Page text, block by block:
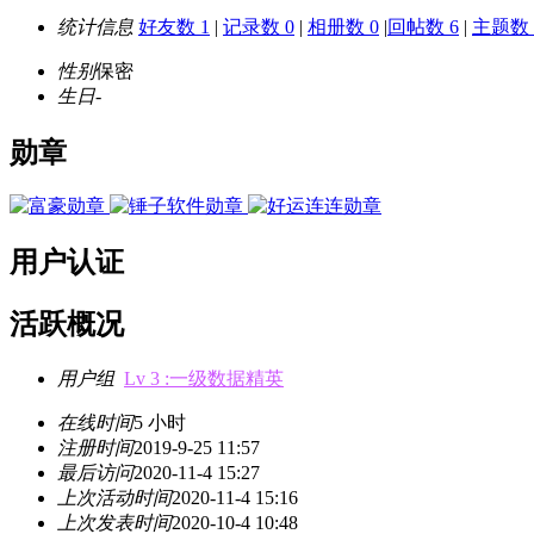
统计信息 好友数 1 | 记录数 0 | 相册数 0 |回帖数 6 | 主题数
性别保密
生日-
勋章
用户认证
活跃概况
用户组 Lv 3 :一级数据精英
在线时间5 小时
注册时间2019-9-25 11:57
最后访问2020-11-4 15:27
上次活动时间2020-11-4 15:16
上次发表时间2020-10-4 10:48